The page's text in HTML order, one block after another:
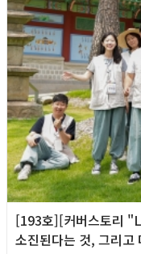
[193호][커버스토리
소진된다는 것, 그리고